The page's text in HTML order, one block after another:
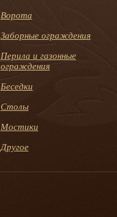
Ворота
Заборные ограждения
Перила и газонные
ограждения
Беседки
Столы
Мостики
Другое